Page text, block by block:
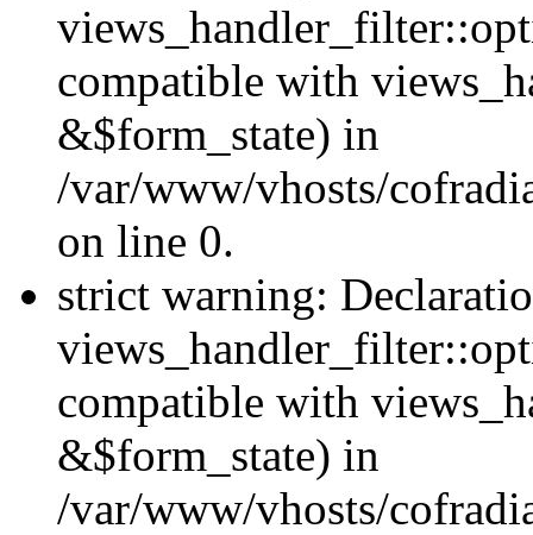
compatible with
&$form_state) in
/var/www/vhosts/
on line 0.
strict warning:
compatible with
&$form_state) in
/var/www/vhosts/